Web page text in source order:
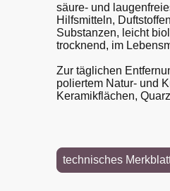
säure- und
Hilfsmitteln,
Substanzen, leicht
trocknend, im
Zur täglichen
poliertem Natur- und
Keramikflächen,
technisches